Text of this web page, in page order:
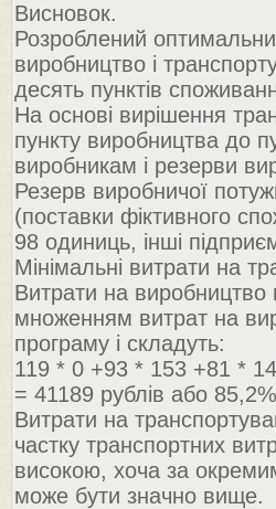
Висновок.
Розроблений
виробництво і
десять пунктів
На основі вирішення
пункту виробництва до
виробникам і резерви
Резерв виробничої
(поставки фіктивного
98 одиниць, інші
Мінімальні витрати на
Витрати на виробництво
множенням витрат на
програму і складуть:
119 * 0 +93 * 153 +81 *
= 41189 рублів або
Витрати на
частку транспортних
високою, хоча за
може бути значно вище.